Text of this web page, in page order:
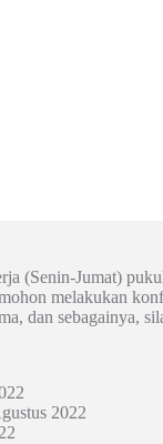
(Senin-Jumat)
melakukan
dan sebagainya,
2022